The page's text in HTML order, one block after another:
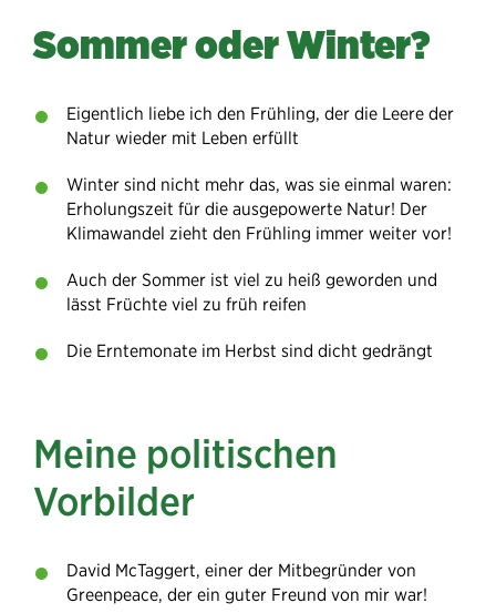
Sommer oder Winter?
Eigentlich liebe ich den Frühling, der die Leere der
Natur wieder mit Leben erfüllt
Winter sind nicht mehr das, was sie einmal waren:
Erholungszeit für die ausgepowerte Natur! Der
Klimawandel zieht den Frühling immer weiter vor!
Auch der Sommer ist viel zu heiß geworden und
lässt Früchte viel zu früh reifen
Die Erntemonate im Herbst sind dicht gedrängt
Meine politischen
Vorbilder
David McTaggert, einer der Mitbegründer von
Greenpeace, der ein guter Freund von mir war!